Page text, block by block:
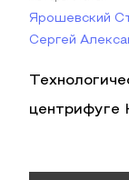
Ярошевский
Сергей
центрифуге